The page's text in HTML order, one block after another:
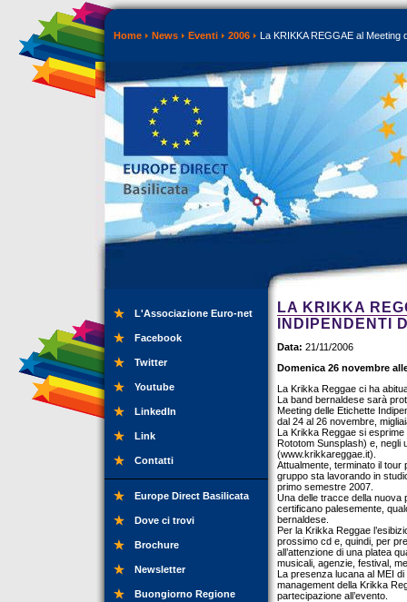
Home News Eventi 2006 La KRIKKA REGGAE al Meeting
L'Associazione Euro-net
Facebook
Twitter
Youtube
LinkedIn
Link
Contatti
Europe Direct Basilicata
Dove ci trovi
Brochure
Newsletter
Buongiorno Regione
LA KRIKKA
INDIPENDENTI
Data: 21/11/2006
Domenica 26 novembre
La Krikka Reggae ci ha
La band bernaldese sarà
Meeting delle Etichette
dal 24 al 26 novembre,
La Krikka Reggae si
Rototom Sunsplash) e, negli
(www.krikkareggae.it).
Attualmente, terminato il tour
gruppo sta lavorando in
primo semestre 2007.
Una delle tracce della nuova
certificano palesemente,
bernaldese.
Per la Krikka Reggae
prossimo cd e, quindi, per
all’attenzione di una platea
musicali, agenzie, festival,
La presenza lucana al MEI
management della Krikka
partecipazione all’evento.